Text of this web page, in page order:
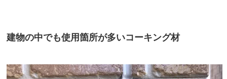
建物の中でも使用箇所が多いコーキング材